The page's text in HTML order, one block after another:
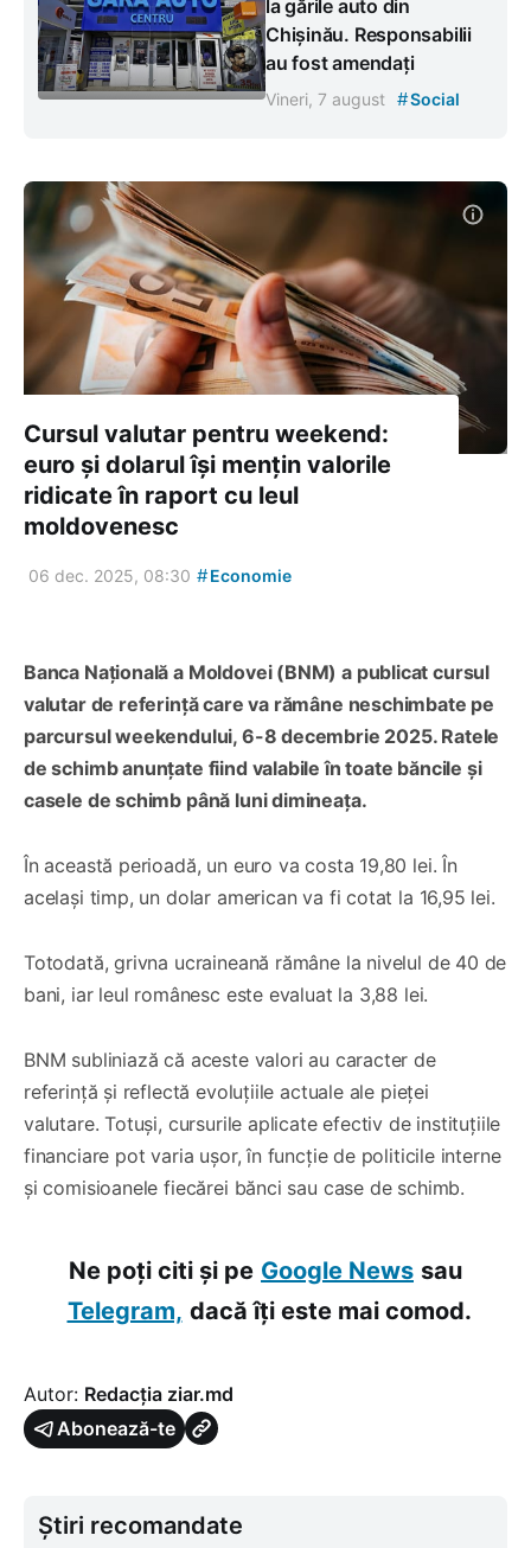
la gările auto din
Chișinău. Responsabilii
au fost amendați
Vineri, 7 august #Social
Cursul valutar pentru weekend:
euro și dolarul își mențin valorile
ridicate în raport cu leul
moldovenesc
06 dec. 2025, 08:30 #Economie
Banca Națională a Moldovei (BNM) a publicat cursul
valutar de referință care va rămâne neschimbate pe
parcursul weekendului, 6-8 decembrie 2025. Ratele
de schimb anunțate fiind valabile în toate băncile și
casele de schimb până luni dimineața.
În această perioadă, un euro va costa 19,80 lei. În
același timp, un dolar american va fi cotat la 16,95 lei.
Totodată, grivna ucraineană rămâne la nivelul de 40 de
bani, iar leul românesc este evaluat la 3,88 lei.
BNM subliniază că aceste valori au caracter de
referință și reflectă evoluțiile actuale ale pieței
valutare. Totuși, cursurile aplicate efectiv de instituțiile
financiare pot varia ușor, în funcție de politicile interne
și comisioanele fiecărei bănci sau case de schimb.
Ne poți citi și pe Google News sau
Telegram, dacă îți este mai comod.
Autor: Redacția ziar.md
Abonează-te
Știri recomandate